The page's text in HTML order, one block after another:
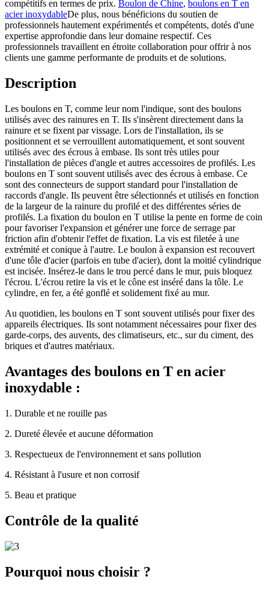
compétitifs en termes de prix. Boulon de Chine, boulons en T en
acier inoxydableDe plus, nous bénéficions du soutien de
professionnels hautement expérimentés et compétents, dotés d'une
expertise approfondie dans leur domaine respectif. Ces
professionnels travaillent en étroite collaboration pour offrir à nos
clients une gamme performante de produits et de solutions.
Description
Les boulons en T, comme leur nom l'indique, sont des boulons
utilisés avec des rainures en T. Ils s'insèrent directement dans la
rainure et se fixent par vissage. Lors de l'installation, ils se
positionnent et se verrouillent automatiquement, et sont souvent
utilisés avec des écrous à embase. Ils sont très utiles pour
l'installation de pièces d'angle et autres accessoires de profilés. Les
boulons en T sont souvent utilisés avec des écrous à embase. Ce
sont des connecteurs de support standard pour l'installation de
raccords d'angle. Ils peuvent être sélectionnés et utilisés en fonction
de la largeur de la rainure du profilé et des différentes séries de
profilés. La fixation du boulon en T utilise la pente en forme de coin
pour favoriser l'expansion et générer une force de serrage par
friction afin d'obtenir l'effet de fixation. La vis est filetée à une
extrémité et conique à l'autre. Le boulon à expansion est recouvert
d'une tôle d'acier (parfois en tube d'acier), dont la moitié cylindrique
est incisée. Insérez-le dans le trou percé dans le mur, puis bloquez
l'écrou. L'écrou retire la vis et le cône est inséré dans la tôle. Le
cylindre, en fer, a été gonflé et solidement fixé au mur.
Au quotidien, les boulons en T sont souvent utilisés pour fixer des
appareils électriques. Ils sont notamment nécessaires pour fixer des
garde-corps, des auvents, des climatiseurs, etc., sur du ciment, des
briques et d'autres matériaux.
Avantages des boulons en T en acier
inoxydable :
1. Durable et ne rouille pas
2. Dureté élevée et aucune déformation
3. Respectueux de l'environnement et sans pollution
4. Résistant à l'usure et non corrosif
5. Beau et pratique
Contrôle de la qualité
Pourquoi nous choisir ?